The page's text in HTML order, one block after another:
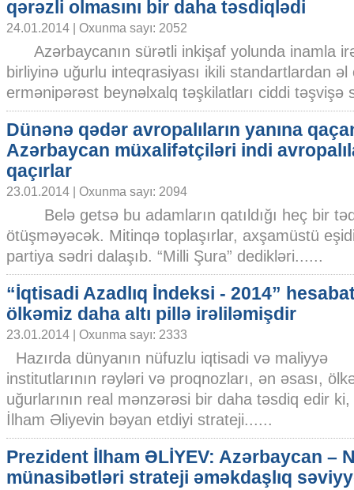
qərəzli olmasını bir daha təsdiqlədi
24.01.2014 | Oxunma sayı: 2052
Azərbaycanın sürətli inkişaf yolunda inamla
birliyinə uğurlu inteqrasiyası ikili standartlardan
ermənipərəst beynəlxalq təşkilatları ciddi təşvişə
Dünənə qədər avropalıların yanına
Azərbaycan müxalifətçiləri indi
qaçırlar
23.01.2014 | Oxunma sayı: 2094
Belə getsə bu adamların qatıldığı heç bir
ötüşməyəcək. Mitinqə toplaşırlar, axşamüstü
partiya sədri dalaşıb. “Milli Şura” dedikləri......
“İqtisadi Azadlıq İndeksi - 2014”
ölkəmiz daha altı pillə irəliləmişdir
23.01.2014 | Oxunma sayı: 2333
Hazırda dünyanın nüfuzlu iqtisadi və maliyyə
institutlarının rəyləri və proqnozları, ən əsası,
uğurlarının real mənzərəsi bir daha təsdiq edir
İlham Əliyevin bəyan etdiyi strateji......
Prezident İlham ƏLİYEV: Azərbaycan –
münasibətləri strateji əməkdaşlıq